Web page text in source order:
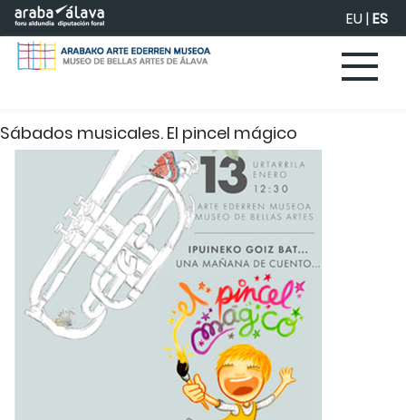
Saltar al contenido principal EU|ES
Sábados musicales. El pincel mágico